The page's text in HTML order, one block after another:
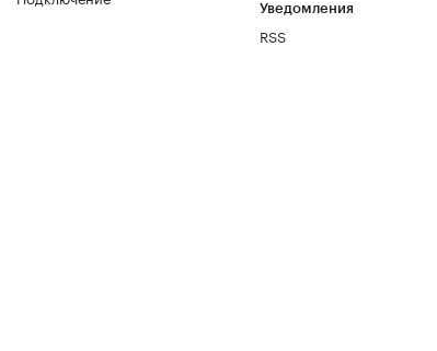
Уведомления
RSS